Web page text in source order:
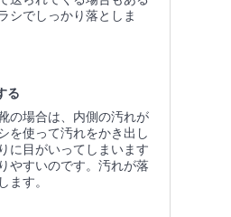
シでしっかり落としま
る
の場合は、内側の汚れが
を使って汚れをかき出し
に目がいってしまいます
やすいのです。汚れが落
ます。